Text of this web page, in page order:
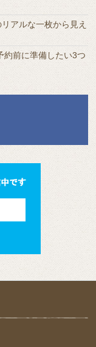
アルな一枚から見え
約前に準備したい3つ